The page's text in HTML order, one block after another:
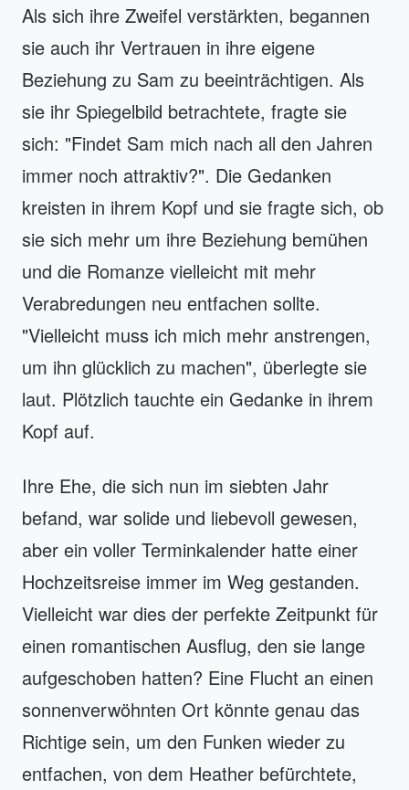
Als sich ihre Zweifel verstärkten, begannen
sie auch ihr Vertrauen in ihre eigene
Beziehung zu Sam zu beeinträchtigen. Als
sie ihr Spiegelbild betrachtete, fragte sie
sich: "Findet Sam mich nach all den Jahren
immer noch attraktiv?". Die Gedanken
kreisten in ihrem Kopf und sie fragte sich, ob
sie sich mehr um ihre Beziehung bemühen
und die Romanze vielleicht mit mehr
Verabredungen neu entfachen sollte.
"Vielleicht muss ich mich mehr anstrengen,
um ihn glücklich zu machen", überlegte sie
laut. Plötzlich tauchte ein Gedanke in ihrem
Kopf auf.
Ihre Ehe, die sich nun im siebten Jahr
befand, war solide und liebevoll gewesen,
aber ein voller Terminkalender hatte einer
Hochzeitsreise immer im Weg gestanden.
Vielleicht war dies der perfekte Zeitpunkt für
einen romantischen Ausflug, den sie lange
aufgeschoben hatten? Eine Flucht an einen
sonnenverwöhnten Ort könnte genau das
Richtige sein, um den Funken wieder zu
entfachen, von dem Heather befürchtete,